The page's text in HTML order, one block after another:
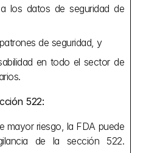
los datos de seguridad de
de seguridad, y
en todo el sector de
522:
mayor riesgo, la FDA puede
de la sección 522.